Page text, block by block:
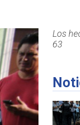
Los
63